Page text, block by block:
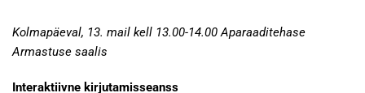
Kolmapäeval, 13. mail kell 13.00-14.00 Aparaaditehase
Armastuse saalis
Interaktiivne kirjutamisseanss